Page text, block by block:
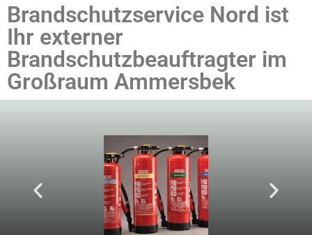
Brandschutzservice Nord ist
Ihr externer
Brandschutzbeauftragter im
Großraum Ammersbek